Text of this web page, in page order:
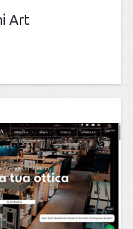
Art